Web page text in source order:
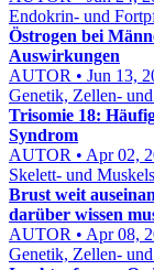
Endokrin- und
Östrogen bei
Auswirkungen
AUTOR • Jun 13,
Genetik, Zellen-
Trisomie 18:
Syndrom
AUTOR • Apr 02,
Skelett- und
Brust weit
darüber wissen
AUTOR • Apr 08,
Genetik, Zellen-